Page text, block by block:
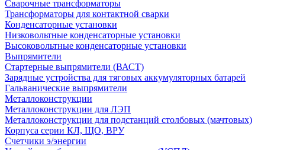
Сварочные трансформаторы
Трансформаторы для контактной сварки
Конденсаторные установки
Низковольтные конденсаторные установки
Высоковольтные конденсаторные установки
Выпрямители
Стартерные выпрямители (ВАСТ)
Зарядные устройства для тяговых аккумуляторных батарей
Гальванические выпрямители
Металлоконструкции
Металлоконструкции для ЛЭП
Металлоконструкции для подстанций столбовых (мачтовых)
Корпуса серии КЛ, ЩО, ВРУ
Счетчики э/энергии